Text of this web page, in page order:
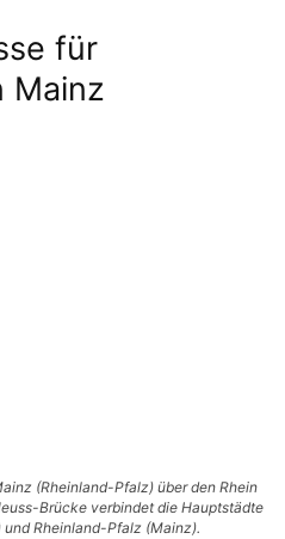
für
Mainz
(Rheinland-Pfalz) über den Rhein
Brücke verbindet die Hauptstädte
und Rheinland-Pfalz (Mainz).